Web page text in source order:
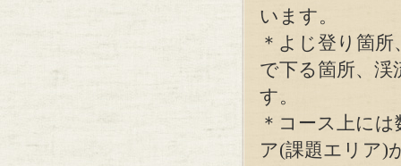
います。
＊よじ登り箇
で下る箇所、
す。
＊コース上に
ア(課題エリア)